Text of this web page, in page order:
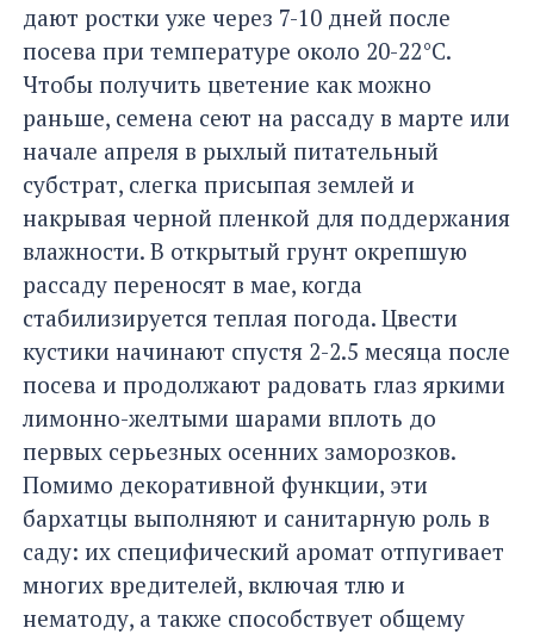
дают ростки уже через 7-10 дней после
посева при температуре около 20-22°C.
Чтобы получить цветение как можно
раньше, семена сеют на рассаду в марте или
начале апреля в рыхлый питательный
субстрат, слегка присыпая землей и
накрывая черной пленкой для поддержания
влажности. В открытый грунт окрепшую
рассаду переносят в мае, когда
стабилизируется теплая погода. Цвести
кустики начинают спустя 2-2.5 месяца после
посева и продолжают радовать глаз яркими
лимонно-желтыми шарами вплоть до
первых серьезных осенних заморозков.
Помимо декоративной функции, эти
бархатцы выполняют и санитарную роль в
саду: их специфический аромат отпугивает
многих вредителей, включая тлю и
нематоду, а также способствует общему